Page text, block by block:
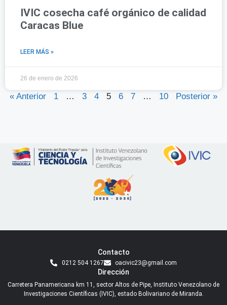
IVIC cosecha café orgánico de calidad
Caracas Blue
LEER MÁS »
26 de enero de 2026
« Anterior 1 … 3 4 5 6 7 … 10 Posterior »
Contacto
0212 504 1267 oacivic23@gmail.com
Dirección
Carretera Panamericana km 11, sector Altos de Pipe, Instituto Venezolano de
Investigaciones Científicas (IVIC), estado Bolivariano de Miranda.